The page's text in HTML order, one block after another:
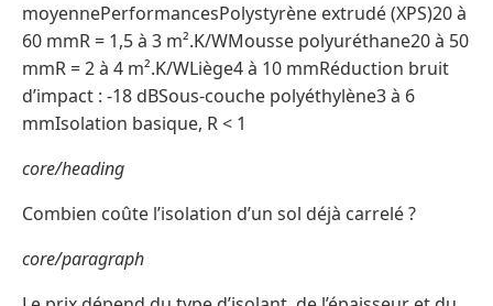
moyennePerformancesPolystyrène extrudé (XPS)20 à
60 mmR = 1,5 à 3 m².K/WMousse polyuréthane20 à 50
mmR = 2 à 4 m².K/WLiège4 à 10 mmRéduction bruit
d’impact : -18 dBSous-couche polyéthylène3 à 6
mmIsolation basique, R < 1
core/heading
Combien coûte l’isolation d’un sol déjà carrelé ?
core/paragraph